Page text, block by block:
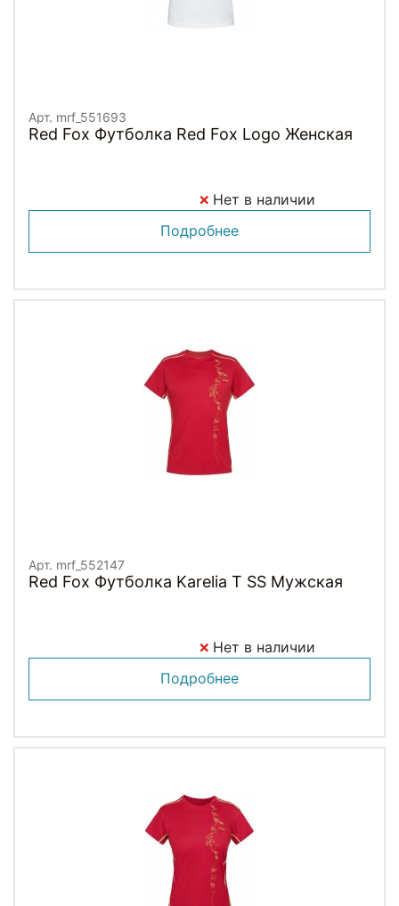
Арт. mrf_551693
Red Fox Футболка Red Fox Logo Женская
Нет в наличии
Подробнее
Арт. mrf_552147
Red Fox Футболка Karelia T SS Мужская
Нет в наличии
Подробнее